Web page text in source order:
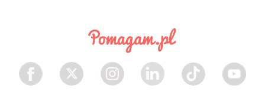
Facebook Twitter Instagram LinkedIn TikTok Youtube